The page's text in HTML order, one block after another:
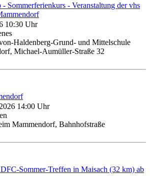
Sommerferienkurs - Veranstaltung der vhs
10:30 Uhr
Haldenberg-Grund- und Mittelschule
Michael-Aumüller-Straße 32
14:00 Uhr
Mammendorf, Bahnhofstraße
Sommer-Treffen in Maisach (32 km) ab